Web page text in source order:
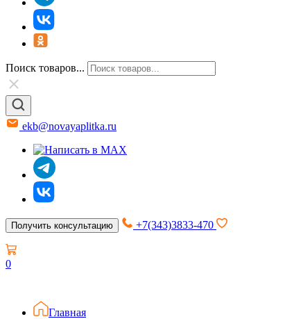
Поиск товаров...
ekb@novayaplitka.ru
Получить консультацию +7(343)3833-470
0
Главная